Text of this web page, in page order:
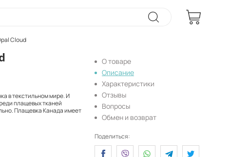
Cloud
в текстильном мире. И
плащевых тканей
Плащевка Канада имеет
О товаре
Описание
Характеристики
Отзывы
Вопросы
Обмен и возврат
Поделиться: